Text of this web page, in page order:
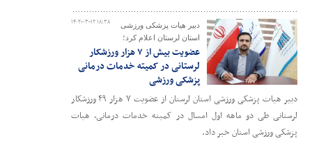
۱۴۰۲-۰۳-۱۲ ۱۸:۳۸
دبیر هیات پزشکی ورزشی
استان لرستان اعلام کرد؛
عضویت بیش از ۷ هزار ورزشکار
لرستانی در کمیته خدمات درمانی
پزشکی ورزشی
دبیر هیات پزشکی ورزشی استان لرستان از عضویت ۷ هزار ۴۹ ورزشکار
لرستانی طی دو ماهه اول امسال در کمیته خدمات درمانی، هیات
پزشکی ورزشی استان خبر داد.